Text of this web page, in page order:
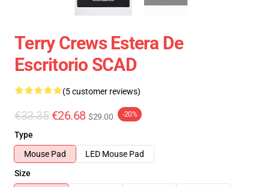
Terry Crews Estera De
Escritorio SCAD
(5 customer reviews)
€33.35 €26.68 $29.00 -20%
Type
Mouse Pad
LED Mouse Pad
Size